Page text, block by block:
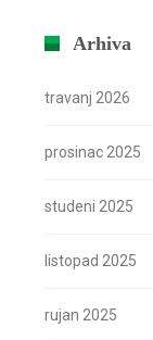
Arhiva
travanj 2026
prosinac 2025
studeni 2025
listopad 2025
rujan 2025